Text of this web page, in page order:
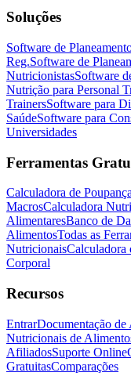
Soluções
Software de
Reg.Software de
NutricionistasSoftware
Nutrição para Personal
TrainersSoftware para
SaúdeSoftware para
Universidades
Ferramentas
Calculadora de Poupança
MacrosCalculadora
AlimentaresBanco de
AlimentosTodas as
NutricionaisCalculadora
Corporal
Recursos
EntrarDocumentação de
Nutricionais de
AfiliadosSuporte Online
GratuitasComparações